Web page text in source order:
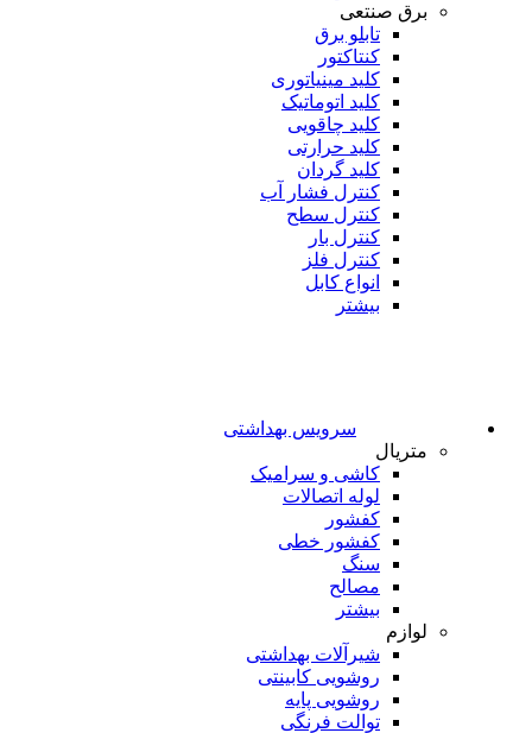
برق صنتعی
تابلو برق
کنتاکتور
کلید مینیاتوری
کلید اتوماتیک
کلید چاقویی
کلید حرارتی
کلید گردان
کنترل فشار آب
کنترل سطح
کنترل بار
کنترل فلز
انواع کابل
بیشتر
سرویس بهداشتی
متریال
کاشی و سرامیک
لوله اتصالات
کفشور
کفشور خطی
سنگ
مصالح
بیشتر
لوازم
شیرآلات بهداشتی
روشویی کابینتی
روشویی پایه
توالت فرنگی